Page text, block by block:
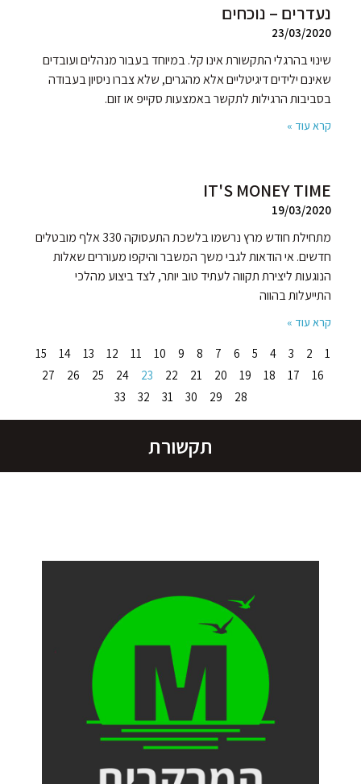
נעדרים – נוכחים
23/03/2020
שינוי בהרגלי התקשורת אינו קל. במיוחד בעבור מנהלים ועובדים
שאינם ילידים דיגיטליים אלא מהגרים, שלא צברו ניסיון בעבודה
בסביבות הרגילות לתקשר באמצעות סקייפ או זום.
קרא עוד »
IT'S MONEY TIME
19/03/2020
מתחילת חודש מרץ נרשמו בלשכת התעסוקה 330 אלף מובטלים
חדשים. אי הודאות לגבי משך המשבר והיקפו מעוררים שאלות
הנוגעות ליצירת תקווה לעתיד טוב יותר, לצד ביצוע מהלכי
התייעלות בהווה
קרא עוד »
1
2
3
4
5
6
7
8
9
10
11
12
13
14
15
16
17
18
19
20
21
22
23
24
25
26
27
28
29
30
31
32
33
תקשורת